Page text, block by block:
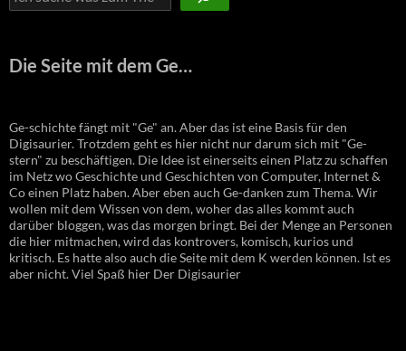
Die Seite mit dem Ge…
Ge-schichte fängt mit "Ge" an. Aber das ist eine Basis für den
Digisaurier. Trotzdem geht es hier nicht nur darum sich mit "Ge-
stern" zu beschäftigen. Die Idee ist einerseits einen Platz zu schaffen
im Netz wo Geschichte und Geschichten von Computer, Internet &
Co einen Platz haben. Aber eben auch Ge-danken zum Thema. Wir
wollen mit dem Wissen von dem, woher das alles kommt auch
darüber bloggen, was das morgen bringt. Bei der Menge an Personen
die hier mitmachen, wird das kontrovers, komisch, kurios und
kritisch. Es hatte also auch die Seite mit dem K werden können. Ist es
aber nicht. Viel Spaß hier Der Digisaurier